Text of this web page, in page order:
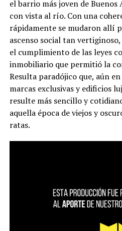
el barrio más joven de
con vista al río. Con una
rápidamente se mudaron allí
ascenso social tan
el cumplimiento de las leyes
inmobiliario que permitió la
Resulta paradójico que, aún
marcas exclusivas y edificios
resulte más sencillo y
aquella época de viejos y
ratas.